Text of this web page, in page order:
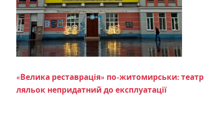
«Велика реставрація» по-житомирськи: театр
ляльок непридатний до експлуатації